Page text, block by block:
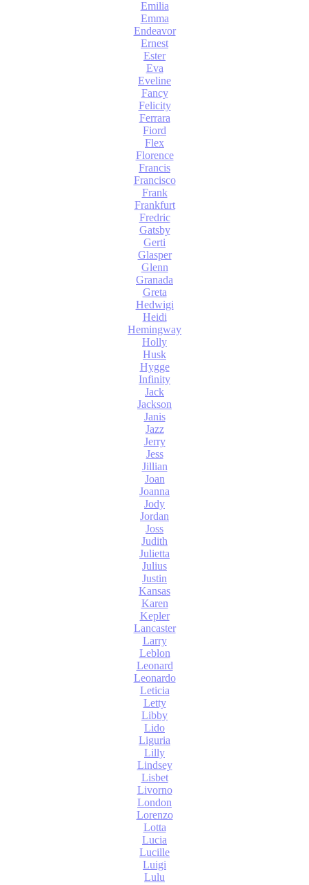
Emilia
Emma
Endeavor
Ernest
Ester
Eva
Eveline
Fancy
Felicity
Ferrara
Fiord
Flex
Florence
Francis
Francisco
Frank
Frankfurt
Fredric
Gatsby
Gerti
Glasper
Glenn
Granada
Greta
Hedwigi
Heidi
Hemingway
Holly
Husk
Hygge
Infinity
Jack
Jackson
Janis
Jazz
Jerry
Jess
Jillian
Joan
Joanna
Jody
Jordan
Joss
Judith
Julietta
Julius
Justin
Kansas
Karen
Kepler
Lancaster
Larry
Leblon
Leonard
Leonardo
Leticia
Letty
Libby
Lido
Liguria
Lilly
Lindsey
Lisbet
Livorno
London
Lorenzo
Lotta
Lucia
Lucille
Luigi
Lulu